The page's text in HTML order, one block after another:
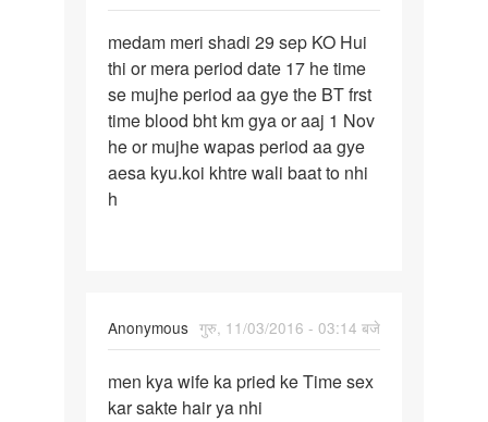
medam
meri
shadi
29
sep
KO
medam meri shadi 29 sep KO Hui
thi or mera period date 17 he time
se mujhe period aa gye the BT frst
time blood bht km gya or aaj 1 Nov
he or mujhe wapas period aa gye
aesa kyu.koi khtre wali baat to nhi
h
Anonymous गुरु, 11/03/2016 - 03:14 बजे
men
kya
men kya wife ka pried ke Time sex
kar sakte hair ya nhi